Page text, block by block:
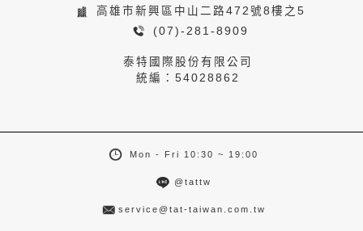
高雄市新興區中山二路472號8樓之5
(07)-281-8909
泰特國際股份有限公司
統編：54028862
Mon - Fri 10:30 ~ 19:00
@tattw
service@tat-taiwan.com.tw